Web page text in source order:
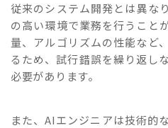
従来のシステム開発とは異な
の高い環境で業務を行うこと
量、アルゴリズムの性能など
るため、試行錯誤を繰り返し
必要があります。
また、AIエンジニアは技術的